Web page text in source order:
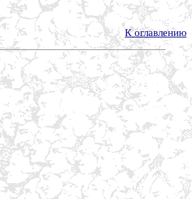
К оглавлению